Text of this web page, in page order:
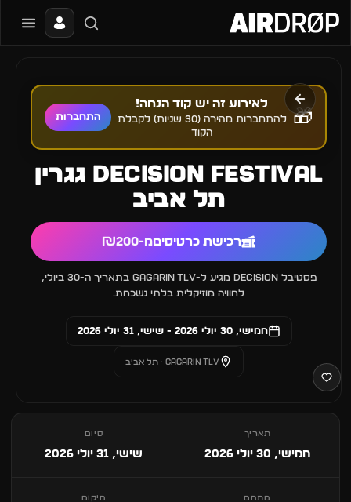
🎪פסטיבלים מגזין
טיפ: אפשר להקליד שם אומן, עיר, תאריך או שם חג.
DECISION FESTIVAL גגרין
תל אביב
פסטיבל DECISION מגיע ל-Gagarin TLV בתאריך ה-30 ביולי,
לחוויה מוזיקלית בלתי נשכחת.
חמישי, 30 יולי 2026 - שישי, 31 יולי 2026
Gagarin TLV · תל אביב
🎁
לאירוע זה יש קוד הנחה!
להתחברות מהירה (30 שניות) לקבלת
הקוד
התחברות
רכישת כרטיסיםמ-₪200
תאריך
חמישי, 30 יולי 2026
סיום
שישי, 31 יולי 2026
מתחם מיקום